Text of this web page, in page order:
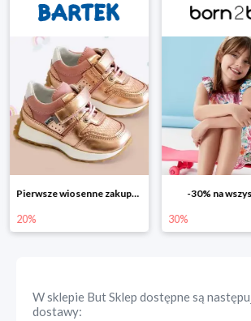
Pierwsze wiosenne zakupy -20%
20%
-30% na
30%
W sklepie But Sklep dostępne są
dostawy: